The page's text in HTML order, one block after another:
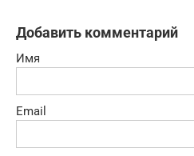
Добавить комментарий
Имя
Email